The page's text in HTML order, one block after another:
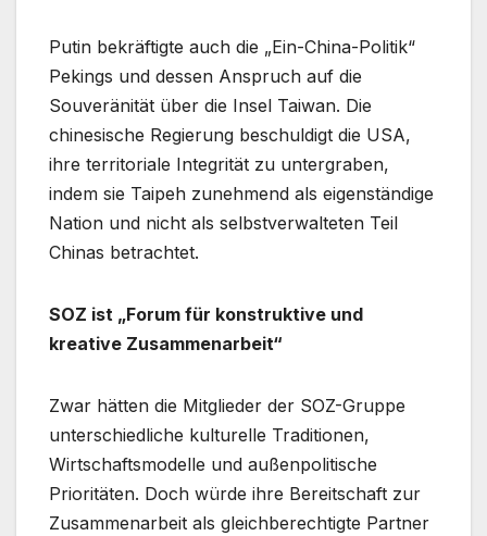
Putin bekräftigte auch die „Ein-China-Politik“
Pekings und dessen Anspruch auf die
Souveränität über die Insel Taiwan. Die
chinesische Regierung beschuldigt die USA,
ihre territoriale Integrität zu untergraben,
indem sie Taipeh zunehmend als eigenständige
Nation und nicht als selbstverwalteten Teil
Chinas betrachtet.
SOZ ist „Forum für konstruktive und
kreative Zusammenarbeit“
Zwar hätten die Mitglieder der SOZ-Gruppe
unterschiedliche kulturelle Traditionen,
Wirtschaftsmodelle und außenpolitische
Prioritäten. Doch würde ihre Bereitschaft zur
Zusammenarbeit als gleichberechtigte Partner